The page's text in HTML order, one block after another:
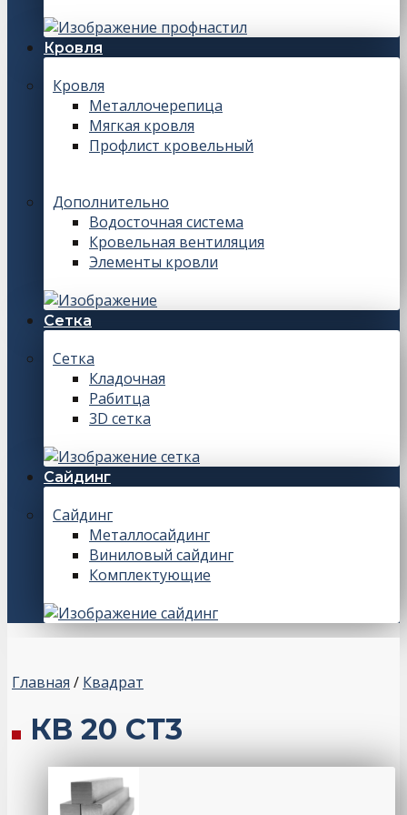
Кровля
Кровля
Металлочерепица
Мягкая кровля
Профлист кровельный
Дополнительно
Водосточная система
Кровельная вентиляция
Элементы кровли
Сетка
Сетка
Кладочная
Рабитца
3D сетка
Сайдинг
Сайдинг
Металлосайдинг
Виниловый сайдинг
Комплектующие
Главная / Квадрат
КВ 20 СТ3